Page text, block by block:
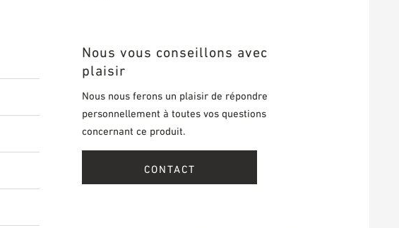
Nous vous conseillons avec
plaisir
Nous nous ferons un plaisir de répondre
personnellement à toutes vos questions
concernant ce produit.
CONTACT